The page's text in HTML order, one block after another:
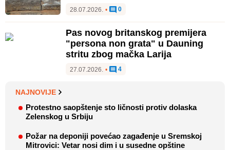
28.07.2026. • 0
Pas novog britanskog premijera
"persona non grata" u Dauning
stritu zbog mačka Larija
27.07.2026. • 4
NAJNOVIJE
Protestno saopštenje sto ličnosti protiv dolaska
Zelenskog u Srbiju
Požar na deponiji povećao zagađenje u Sremskoj
Mitrovici: Vetar nosi dim i u susedne opštine